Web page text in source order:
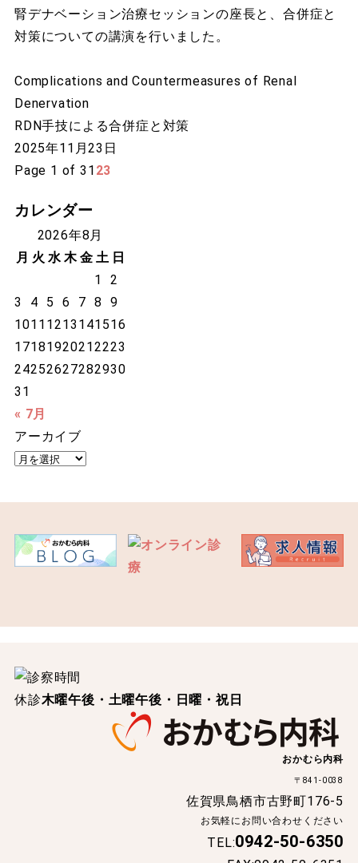
腎デナベーション治療セッションの座長と、合併症と
対策についての講演を行いました。
Complications and Countermeasures of Renal
Denervation
RDN手技による合併症と対策
2025年11月23日
Page 1 of 3 1 23
カレンダー
2026年8月
月 火 水木金 土 日
« 7月
1
2
3
4 5 6 7 8 9
1011 1213 141516
17181920212223
24252627282930
31
アーカイブ
休診木曜午後・土曜午後・日曜・祝日
おかむら内科
〒841-0038
佐賀県鳥栖市古野町176-5
お気軽にお問い合わせください
TEL:0942-50-6350